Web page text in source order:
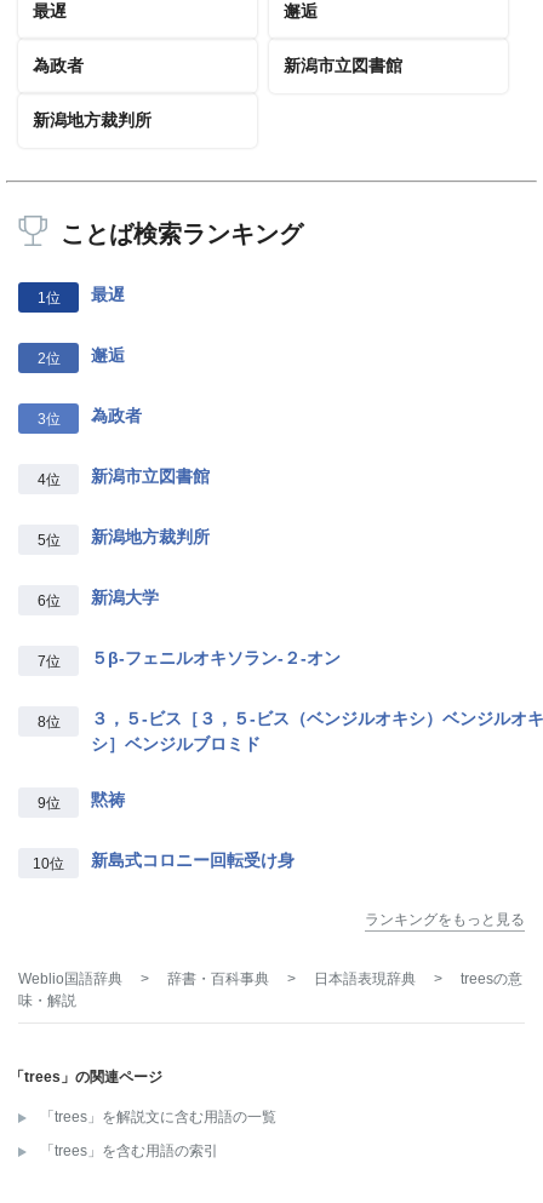
最遅 邂逅
為政者 新潟市立図書館
新潟地方裁判所
ことば検索ランキング
1位 最遅
2位 邂逅
3位 為政者
4位 新潟市立図書館
5位 新潟地方裁判所
6位 新潟大学
7位 ５β‐フェニルオキソラン‐２‐オン
8位
３，５‐ビス［３，５‐ビス（ベンジルオキシ）ベンジルオキ
シ］ベンジルブロミド
9位 黙祷
10位 新島式コロニー回転受け身
ランキングをもっと見る
Weblio国語辞典 > 辞書・百科事典 > 日本語表現辞典 > treesの意
味・解説
「trees」の関連ページ
「trees」を解説文に含む用語の一覧
「trees」を含む用語の索引